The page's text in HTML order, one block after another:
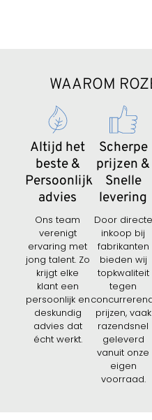
WAAROM
Altijd het
beste &
Persoonlijk
advies
Ons team
verenigt
ervaring met
jong talent. Zo
krijgt elke
klant een
persoonlijk en
deskundig
advies dat
écht werkt.
Scherpe
prijzen &
Snelle
levering
Door directe
inkoop bij
fabrikanten
bieden wij
topkwaliteit
tegen
prijzen, vaak
razendsnel
geleverd
vanuit onze
eigen
voorraad.